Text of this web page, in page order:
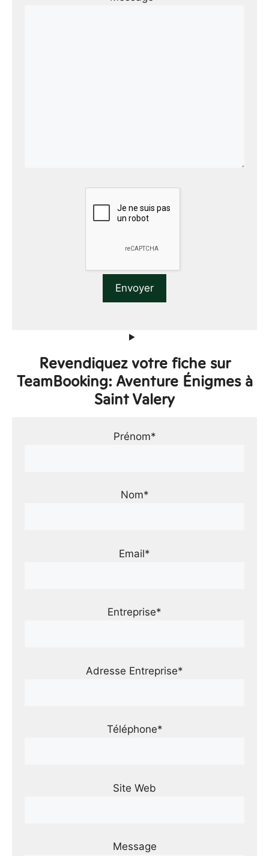
Revendiquez votre fiche sur
TeamBooking: Aventure Énigmes à
Saint Valery
Prénom*
Nom*
Email*
Entreprise*
Adresse Entreprise*
Téléphone*
Site Web
Message